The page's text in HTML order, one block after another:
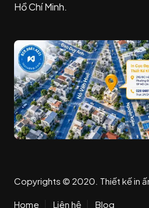
Hồ Chí Minh.
Copyrights © 2020. Thiết kế in
Home Liên hệ Blog